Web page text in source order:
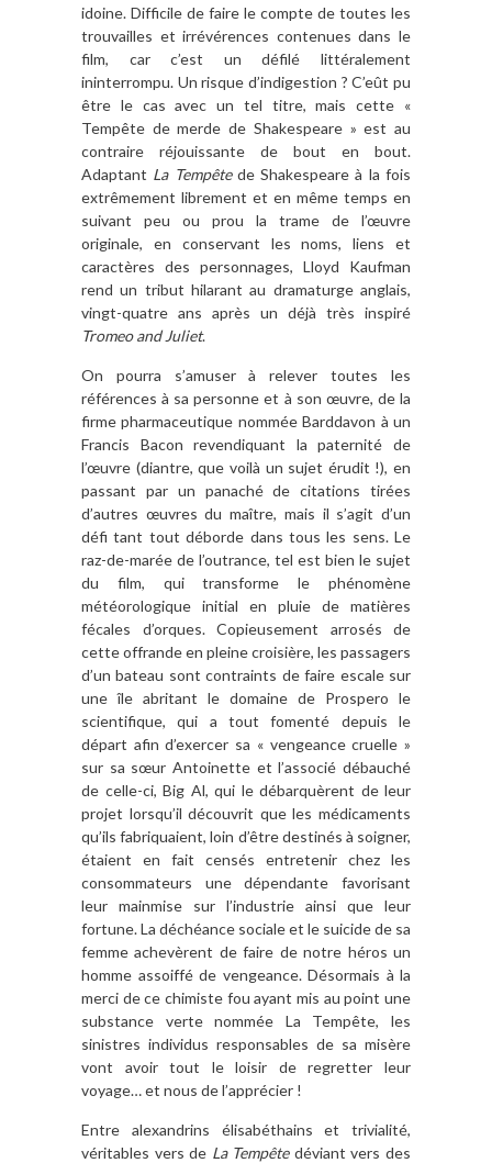
idoine. Difficile de faire le compte de toutes les
trouvailles et irrévérences contenues dans le
film, car c’est un défilé littéralement
ininterrompu. Un risque d’indigestion ? C’eût pu
être le cas avec un tel titre, mais cette «
Tempête de merde de Shakespeare » est au
contraire réjouissante de bout en bout.
Adaptant La Tempêtede Shakespeare à la fois
extrêmement librement et en même temps en
suivant peu ou prou la trame de l’œuvre
originale, en conservant les noms, liens et
caractères des personnages, Lloyd Kaufman
rend un tribut hilarant au dramaturge anglais,
vingt-quatre ans après un déjà très inspiré
Tromeo and Juliet.
On pourra s’amuser à relever toutes les
références à sa personne et à son œuvre, de la
firme pharmaceutique nommée Barddavon à un
Francis Bacon revendiquant la paternité de
l’œuvre (diantre, que voilà un sujet érudit !), en
passant par un panaché de citations tirées
d’autres œuvres du maître, mais il s’agit d’un
défi tant tout déborde dans tous les sens. Le
raz-de-marée de l’outrance, tel est bien le sujet
du film, qui transforme le phénomène
météorologique initial en pluie de matières
fécales d’orques. Copieusement arrosés de
cette offrande en pleine croisière, les passagers
d’un bateau sont contraints de faire escale sur
une île abritant le domaine de Prospero le
scientifique, qui a tout fomenté depuis le
départ afin d’exercer sa « vengeance cruelle »
sur sa sœur Antoinette et l’associé débauché
de celle-ci, Big Al, qui le débarquèrent de leur
projet lorsqu’il découvrit que les médicaments
qu’ils fabriquaient, loin d’être destinés à soigner,
étaient en fait censés entretenir chez les
consommateurs une dépendante favorisant
leur mainmise sur l’industrie ainsi que leur
fortune. La déchéance sociale et le suicide de sa
femme achevèrent de faire de notre héros un
homme assoiffé de vengeance. Désormais à la
merci de ce chimiste fou ayant mis au point une
substance verte nommée La Tempête, les
sinistres individus responsables de sa misère
vont avoir tout le loisir de regretter leur
voyage… et nous de l’apprécier !
Entre alexandrins élisabéthains et trivialité,
véritables vers de La Tempêtedéviant vers des